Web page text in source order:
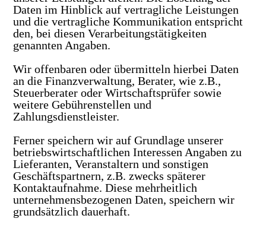
Daten im Hinblick auf vertragliche Leistungen
und die vertragliche Kommunikation entspricht
den, bei diesen Verarbeitungstätigkeiten
genannten Angaben.
Wir offenbaren oder übermitteln hierbei Daten
an die Finanzverwaltung, Berater, wie z.B.,
Steuerberater oder Wirtschaftsprüfer sowie
weitere Gebührenstellen und
Zahlungsdienstleister.
Ferner speichern wir auf Grundlage unserer
betriebswirtschaftlichen Interessen Angaben zu
Lieferanten, Veranstaltern und sonstigen
Geschäftspartnern, z.B. zwecks späterer
Kontaktaufnahme. Diese mehrheitlich
unternehmensbezogenen Daten, speichern wir
grundsätzlich dauerhaft.